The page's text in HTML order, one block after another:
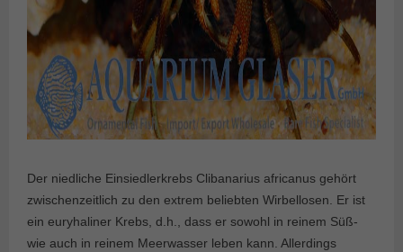
Der niedliche Einsiedlerkrebs Clibanarius africanus gehört
zwischenzeitlich zu den extrem beliebten Wirbellosen. Er ist
ein euryhaliner Krebs, d.h., dass er sowohl in reinem Süß-
wie auch in reinem Meerwasser leben kann. Allerdings